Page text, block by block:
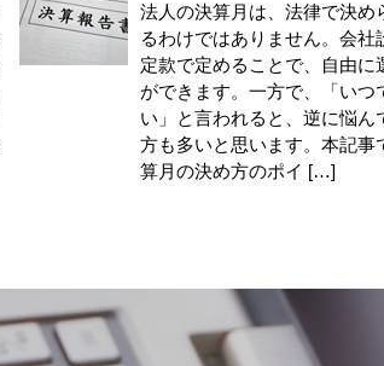
法人の決算月は、法律で決め
るわけではありません。会社
定款で定めることで、自由に
ができます。一方で、「いつ
い」と言われると、逆に悩ん
方も多いと思います。本記事
算月の決め方のポイ […]